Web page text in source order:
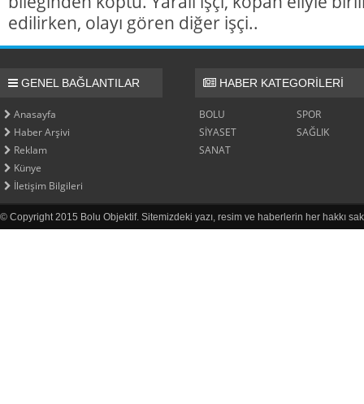
edilirken, olayı gören diğer işçi..
GENEL BAĞLANTILAR
Anasayfa
Haber Arşivi
Reklam
Künye
İletişim Bilgileri
HABER KATEGORİLERİ
BOLU
SPOR
SİYASET
SAĞLIK
SANAT
© Copyright 2015 Bolu Objektif. Sitemizdeki yazı, resim ve haberlerin her hakkı